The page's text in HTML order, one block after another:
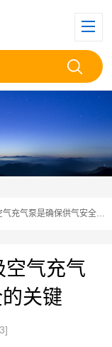
气泵是确保供气安全的关键
空气充气
关键